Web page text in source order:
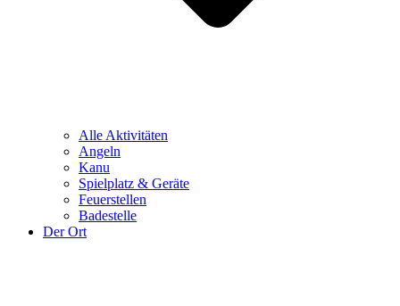
Alle Aktivitäten
Angeln
Kanu
Spielplatz & Geräte
Feuerstellen
Badestelle
Der Ort